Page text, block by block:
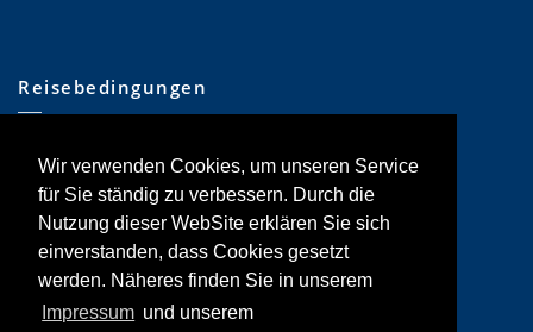
Wir verwenden Cookies, um unseren Service
für Sie ständig zu verbessern. Durch die
Nutzung dieser WebSite erklären Sie sich
einverstanden, dass Cookies gesetzt
werden. Näheres finden Sie in unserem
Impressum und unserem
Reisebedingungen
Hinweise Tages-Exkursionen
Reisebedingungen
Reiserücktrittskostenversicherung